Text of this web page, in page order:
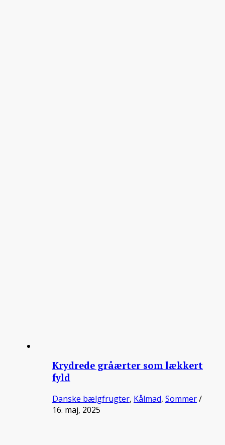
Krydrede gråærter som lækkert
fyld
Danske bælgfrugter, Kålmad, Sommer/
16. maj, 2025